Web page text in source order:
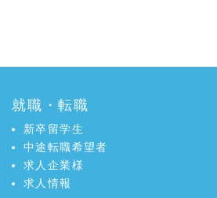
就職・転職
新卒留学生
中途転職希望者
求人企業様
求人情報